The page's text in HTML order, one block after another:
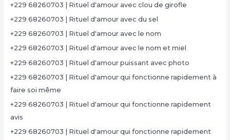
+229 68260703 | Rituel d'amour avec clou de girofle
+229 68260703 | Rituel d'amour avec du sel
+229 68260703 | Rituel d'amour avec le nom
+229 68260703 | Rituel d'amour avec le nom et miel
+229 68260703 | Rituel d'amour puissant avec photo
+229 68260703 | Rituel d'amour qui fonctionne rapidement à
faire soi même
+229 68260703 | Rituel d'amour qui fonctionne rapidement
avis
+229 68260703 | Rituel d'amour qui fonctionne rapidement